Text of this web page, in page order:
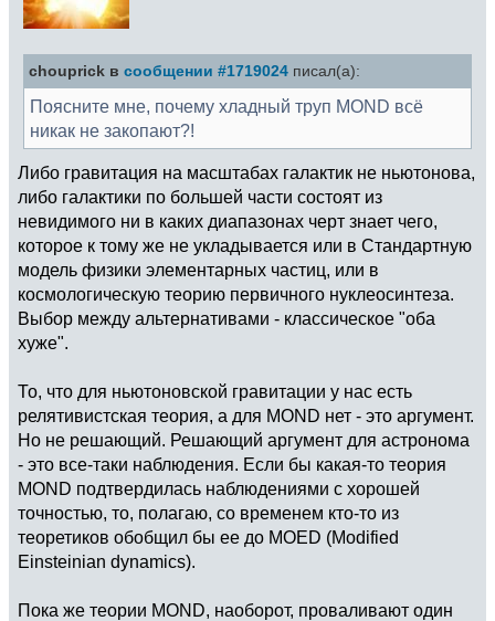
chouprick в сообщении #1719024 писал(а):
Поясните мне, почему хладный труп MOND всё
никак не закопают?!
Либо гравитация на масштабах галактик не ньютонова,
либо галактики по большей части состоят из
невидимого ни в каких диапазонах черт знает чего,
которое к тому же не укладывается или в Стандартную
модель физики элементарных частиц, или в
космологическую теорию первичного нуклеосинтеза.
Выбор между альтернативами - классическое "оба
хуже".
То, что для ньютоновской гравитации у нас есть
релятивистская теория, а для MOND нет - это аргумент.
Но не решающий. Решающий аргумент для астронома
- это все-таки наблюдения. Если бы какая-то теория
MOND подтвердилась наблюдениями с хорошей
точностью, то, полагаю, со временем кто-то из
теоретиков обобщил бы ее до MOED (Modified
Einsteinian dynamics).
Пока же теории MOND, наоборот, проваливают один